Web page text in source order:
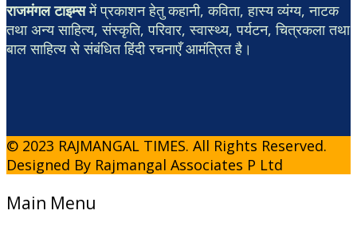
राजमंगल टाइम्समें प्रकाशन हेतु कहानी, कविता, हास्य व्यंग्य, नाटक
तथा अन्य साहित्य, संस्कृति, परिवार, स्वास्थ्य, पर्यटन, चित्रकला तथा
बाल साहित्य से संबंधित हिंदी रचनाएँ आमंत्रित है।
© 2023 RAJMANGAL TIMES. All Rights Reserved.
Designed By Rajmangal Associates P Ltd
Main Menu